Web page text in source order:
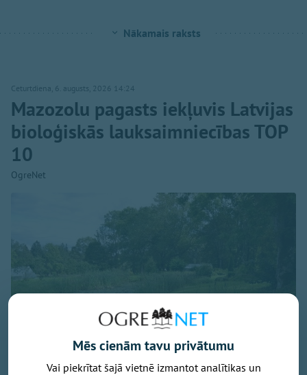
Nākamais raksts
Ceturtdiena, 6. augusts, 2026 14:24
Mazozolu pagasts iekļuvis Latvijas
bioloģiskās lauksaimniecības TOP
10
OgreNet
Mēs cienām tavu privātumu
Vai piekrītat šajā vietnē izmantot analītikas un